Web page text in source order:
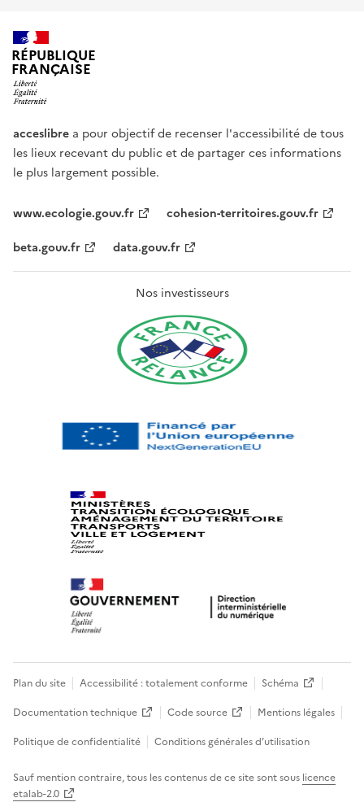
RÉPUBLIQUE
FRANÇAISE
acceslibre a pour objectif de recenser l'accessibilité de tous
les lieux recevant du public et de partager ces informations
le plus largement possible.
www.ecologie.gouv.fr
cohesion-territoires.gouv.fr
beta.gouv.fr
data.gouv.fr
Nos investisseurs
Plan du site Accessibilité : totalement conforme
Schéma
Documentation technique
Code source
Mentions légales
Politique de confidentialité
Conditions générales d’utilisation
Sauf mention contraire, tous les contenus de ce site sont sous licence
etalab-2.0